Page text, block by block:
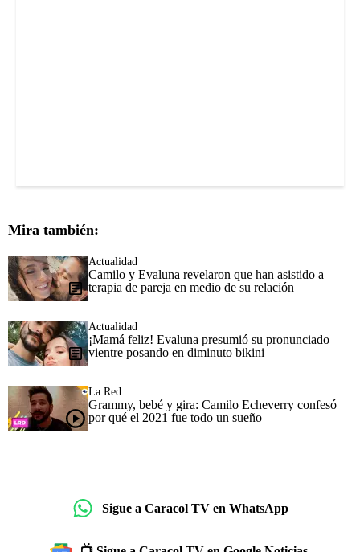
Mira también:
Actualidad
Camilo y Evaluna revelaron que han asistido a
terapia de pareja en medio de su relación
Actualidad
¡Mamá feliz! Evaluna presumió su pronunciado
vientre posando en diminuto bikini
La Red
Grammy, bebé y gira: Camilo Echeverry confesó
por qué el 2021 fue todo un sueño
Sigue a Caracol TV en WhatsApp